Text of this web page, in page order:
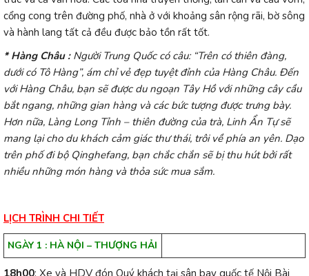
cổng cong trên đường phố, nhà ở với khoảng sân rộng rãi, bờ sông
và hành lang tất cả đều được bảo tồn rất tốt.
* Hàng Châu :Người Trung Quốc có câu: “Trên có thiên đàng,
dưới có Tô Hàng”, ám chỉ vẻ đẹp tuyệt đỉnh của Hàng Châu. Đến
với Hàng Châu, bạn sẽ được du ngoạn Tây Hồ với những cây cầu
bắt ngang, những gian hàng và các bức tượng được trưng bày.
Hơn nữa, Làng Long Tỉnh – thiên đường của trà, Linh Ẩn Tự sẽ
mang lại cho du khách cảm giác thư thái, trôi về phía an yên. Dạo
trên phố đi bộ Qinghefang, bạn chắc chắn sẽ bị thu hút bởi rất
nhiều những món hàng và thỏa sức mua sắm.
LỊCH TRÌNH CHI TIẾT
NGÀY 1 : HÀ NỘI – THƯỢNG HẢI
18h00: Xe và HDV đón Quý khách tại sân bay quốc tế Nội Bài